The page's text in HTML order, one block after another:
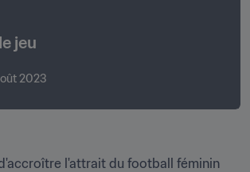
jeu
2023
l'attrait du football féminin